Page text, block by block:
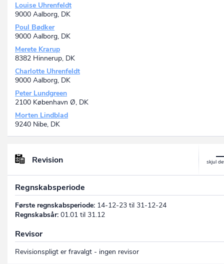
Louise Uhrenfeldt
9000 Aalborg, DK
Poul Bødker
9000 Aalborg, DK
Merete Krarup
8382 Hinnerup, DK
Charlotte Uhrenfeldt
9000 Aalborg, DK
Peter Lundgreen
2100 København Ø, DK
Morten Lindblad
9240 Nibe, DK
Revision
Regnskabsperiode
Første regnskabsperiode: 14-12-23 til 31-12-24
Regnskabsår: 01.01 til 31.12
Revisor
Revisionspligt er fravalgt - ingen revisor